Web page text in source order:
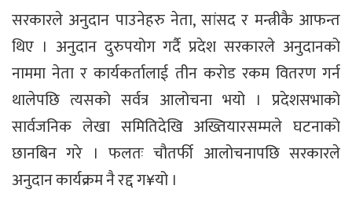
सरकारले अनुदान पाउनेहरु नेता, सांसद र मन्त्रीकै आफन्त
थिए । अनुदान दुरुपयोग गर्दै प्रदेश सरकारले अनुदानको
नाममा नेता र कार्यकर्तालाई तीन करोड रकम वितरण गर्न
थालेपछि त्यसको सर्वत्र आलोचना भयो । प्रदेशसभाको
सार्वजनिक लेखा समितिदेखि अख्तियारसम्मले घटनाको
छानबिन गरे । फलतः चौतर्फी आलोचनापछि सरकारले
अनुदान कार्यक्रम नै रद्द ग¥यो ।